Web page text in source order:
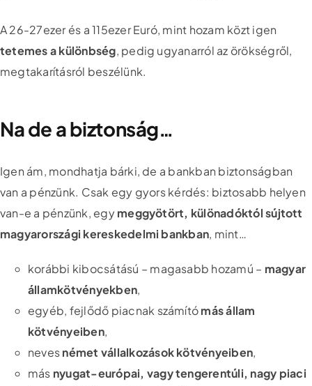
A 26-27ezer és a 115ezer Euró, mint hozam közt igen
tetemes a különbség, pedig ugyanarról az örökségről,
megtakarításról beszélünk.
Na de a biztonság…
Igen ám, mondhatja bárki, de a bankban biztonságban
van a pénzünk. Csak egy gyors kérdés: biztosabb helyen
van-e a pénzünk, egymeggyötört, különadóktól sújtott
magyarországi kereskedelmi bankban, mint…
korábbi kibocsátású – magasabb hozamú – magyar
államkötvényekben,
egyéb, fejlődő piacnak számítómás állam
kötvényeiben,
nevesnémet vállalkozások kötvényeiben,
más nyugat-európai, vagy tengerentúli, nagy piaci